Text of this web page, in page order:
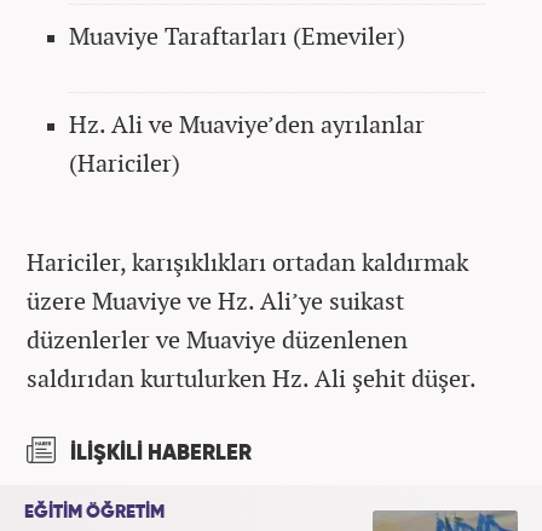
Muaviye Taraftarları (Emeviler)
Hz. Ali ve Muaviye’den ayrılanlar
(Hariciler)
Hariciler, karışıklıkları ortadan kaldırmak
üzere Muaviye ve Hz. Ali’ye suikast
düzenlerler ve Muaviye düzenlenen
saldırıdan kurtulurken Hz. Ali şehit düşer.
İLİŞKİLİ HABERLER
EĞİTİM ÖĞRETİM